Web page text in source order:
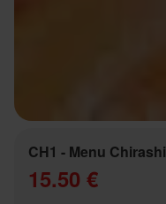
CH1 - Menu Chirashi
15.50 €